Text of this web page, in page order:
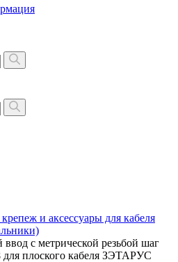
и аксессуары для кабеля
ввод с метрической резьбой шаг
для плоского кабеля ЗЭТАРУС